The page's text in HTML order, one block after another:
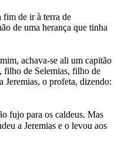
fim de ir à terra de
de uma herança que tinha
achava-se ali um capitão
filho de Selemias, filho de
Jeremias, o profeta, dizendo:
fujo para os caldeus. Mas
a Jeremias e o levou aos